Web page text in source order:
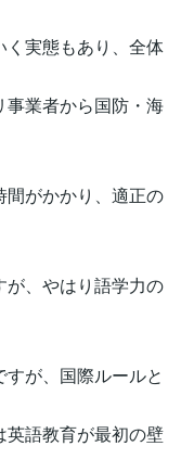
実態もあり、全体
事業者から国防・海
がかかり、適正の
が、やはり語学力の
が、国際ルールと
語教育が最初の壁